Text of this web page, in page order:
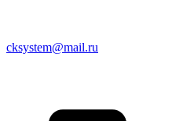
cksystem@mail.ru